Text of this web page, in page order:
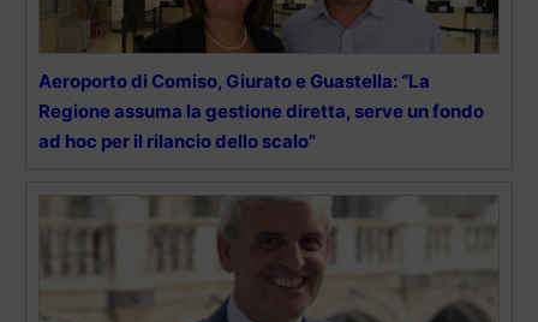
Aeroporto di Comiso, Giurato e Guastella: “La
Regione assuma la gestione diretta, serve un fondo
ad hoc per il rilancio dello scalo”